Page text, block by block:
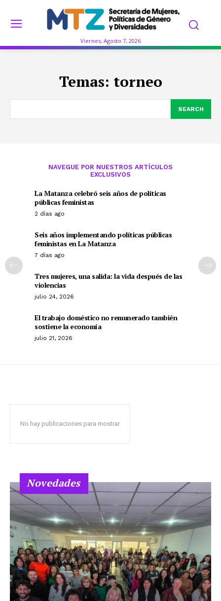
Viernes, Agosto 7, 2026
Temas: torneo
SEARCH
NAVEGUE POR NUESTROS ARTÍCULOS
EXCLUSIVOS
La Matanza celebró seis años de políticas
públicas feministas
2 días ago
Seis años implementando políticas públicas
feministas en La Matanza
7 días ago
Tres mujeres, una salida: la vida después de las
violencias
julio 24, 2026
El trabajo doméstico no remunerado también
sostiene la economía
julio 21, 2026
No hay publicaciones para mostrar
Novedades